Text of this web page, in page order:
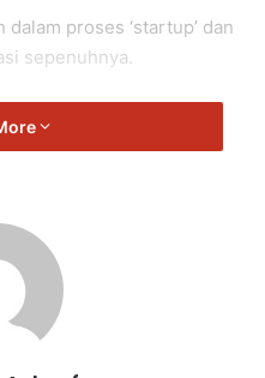
proses ‘startup’ dan
sepenuhnya.
asap hitam tersebut
dibenarkan.
tidak berulang semula.
juga menyeru kepada
aktiviti